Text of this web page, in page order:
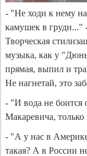
- "Не ходи к нему
камушек в груди..."
Творческая
музыка, как у
прямая, выпил и
Не нагнетай, это
- "И вода не боится
Макаревича, только
- "А у нас в Америке
такая? А в России